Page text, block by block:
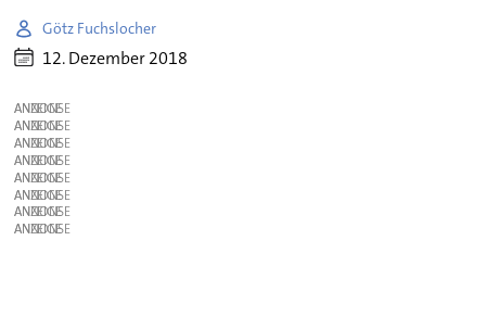
Götz Fuchslocher
12. Dezember 2018
ANZEIGE
ANZEIGE
ANZEIGE
ANZEIGE
ANZEIGE
ANZEIGE
ANZEIGE
ANZEIGE